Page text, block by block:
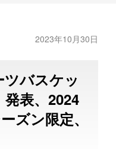
2023年10月30日
ツバスケッ
表、2024
ズン限定、